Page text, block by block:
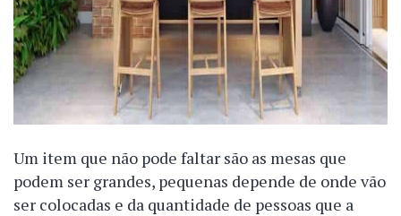
Um item que não pode faltar são as mesas que
podem ser grandes, pequenas depende de onde vão
ser colocadas e da quantidade de pessoas que a